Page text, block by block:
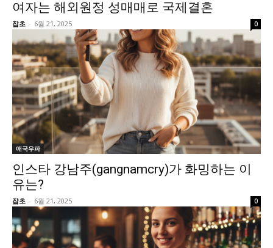
여자는 해외원정 성매매로 국제결혼
잡초 - 6월 21, 2025 0
애국우파
인스타 강남주(gangnamcry)가 화밍하는 이
유는?
잡초 - 6월 21, 2025 0